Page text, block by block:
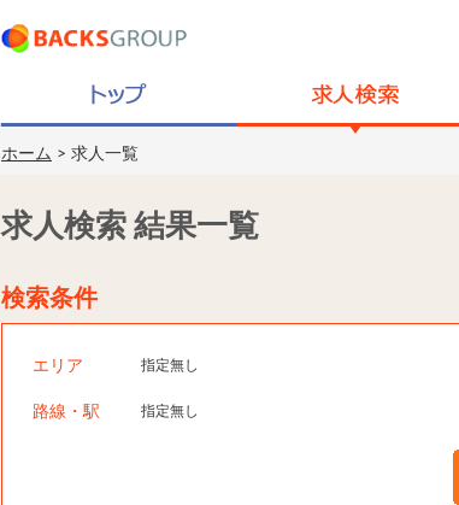
ホーム > 求人一覧
求人検索 結果一覧
検索条件
エリア 指定無し
路線・駅 指定無し